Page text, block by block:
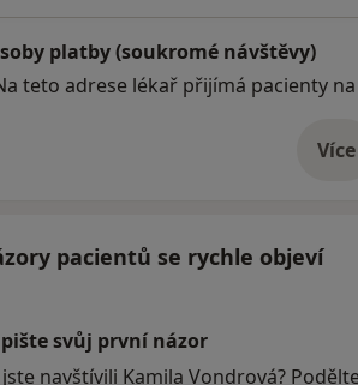
platby (soukromé návštěvy)
teto adrese lékař přijímá pacienty
Více
o
pacientů se rychle objeví
svůj první názor
jste navštívili Kamila Vondrová?